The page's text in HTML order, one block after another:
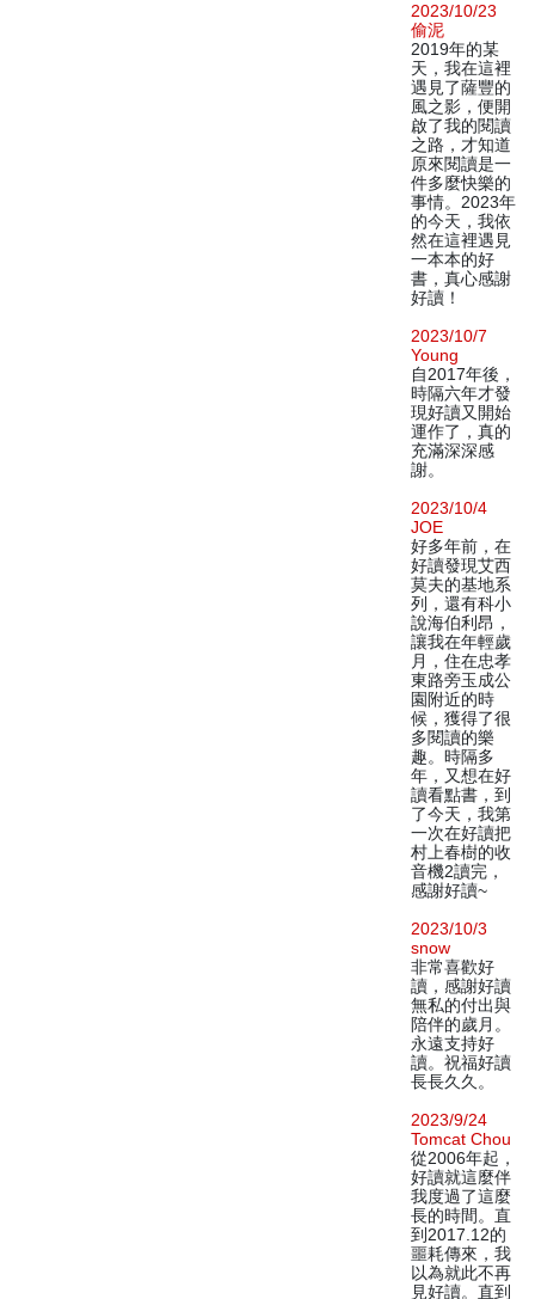
2023/10/23
偷泥
2019年的某
天，我在這裡
遇見了薩豐的
風之影，便開
啟了我的閱讀
之路，才知道
原來閱讀是一
件多麼快樂的
事情。2023年
的今天，我依
然在這裡遇見
一本本的好
書，真心感謝
好讀！
2023/10/7
Young
自2017年後，
時隔六年才發
現好讀又開始
運作了，真的
充滿深深感
謝。
2023/10/4
JOE
好多年前，在
好讀發現艾西
莫夫的基地系
列，還有科小
說海伯利昂，
讓我在年輕歲
月，住在忠孝
東路旁玉成公
園附近的時
候，獲得了很
多閱讀的樂
趣。時隔多
年，又想在好
讀看點書，到
了今天，我第
一次在好讀把
村上春樹的收
音機2讀完，
感謝好讀~
2023/10/3
snow
非常喜歡好
讀，感謝好讀
無私的付出與
陪伴的歲月。
永遠支持好
讀。祝福好讀
長長久久。
2023/9/24
Tomcat Chou
從2006年起，
好讀就這麼伴
我度過了這麼
長的時間。直
到2017.12的
噩耗傳來，我
以為就此不再
見好讀。直到